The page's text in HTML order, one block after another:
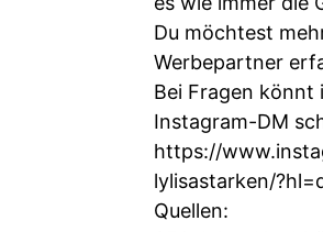
Du möchtest
Werbepartner
Bei Fragen könnt
Instagram-DM
https://
lylisastarken/
Quellen: